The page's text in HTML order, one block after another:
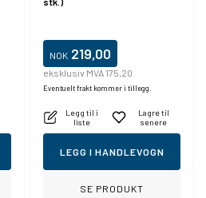
NOK 219,00
eksklusiv MVA 175,20
Eventuelt frakt kommer i tillegg.
Legg til i
liste
Lagre til
senere
LEGG I HANDLEVOGN
SE PRODUKT